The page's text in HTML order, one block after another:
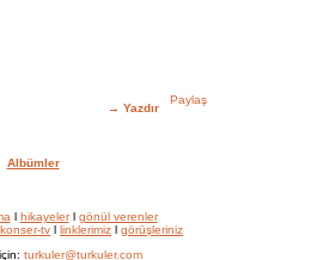
→ Yazdır
Albümler
l hikayelerl gönül verenler
konser-tv l linklerimiz l görüşleriniz
turkuler@turkuler.com